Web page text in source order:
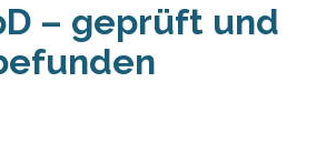
– geprüft und